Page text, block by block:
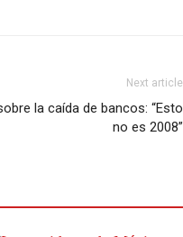
Next article
la caída de bancos: “Esto
no es 2008”